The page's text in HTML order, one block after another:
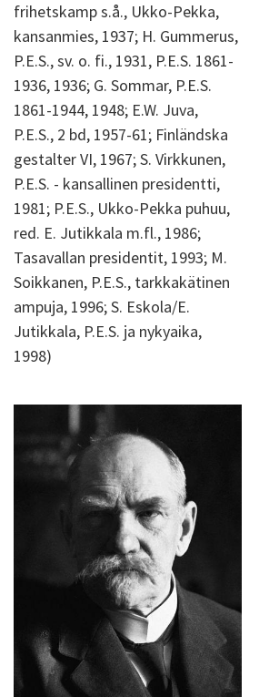
frihetskamp s.å., Ukko-Pekka,
kansanmies, 1937; H. Gummerus,
P.E.S., sv. o. fi., 1931, P.E.S. 1861-
1936, 1936; G. Sommar, P.E.S.
1861-1944, 1948; E.W. Juva,
P.E.S., 2 bd, 1957-61; Finländska
gestalter VI, 1967; S. Virkkunen,
P.E.S. - kansallinen presidentti,
1981; P.E.S., Ukko-Pekka puhuu,
red. E. Jutikkala m.fl., 1986;
Tasavallan presidentit, 1993; M.
Soikkanen, P.E.S., tarkkakätinen
ampuja, 1996; S. Eskola/E.
Jutikkala, P.E.S. ja nykyaika,
1998)